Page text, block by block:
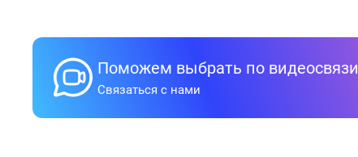
Поможем выбрать по видеосвязи
Связаться с нами